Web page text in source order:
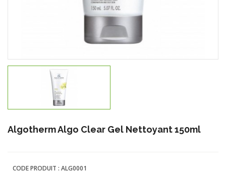
Algotherm Algo Clear Gel Nettoyant 150ml
CODE PRODUIT : ALG0001